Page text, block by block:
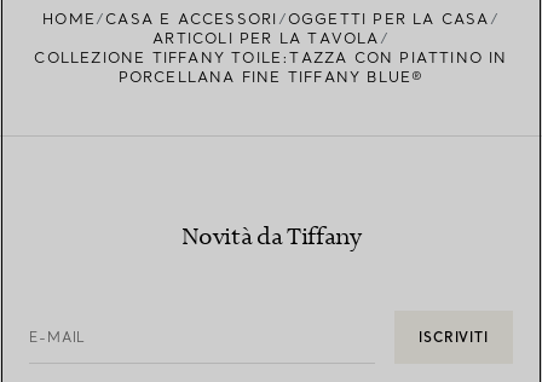
HOME CASA E ACCESSORI
OGGETTI PER LA CASA
ARTICOLI PER LA TAVOLA
COLLEZIONE TIFFANY TOILE:TAZZA CON PIATTINO IN
PORCELLANA FINE TIFFANY BLUE®
Novità da Tiffany
E-MAIL ISCRIVITI